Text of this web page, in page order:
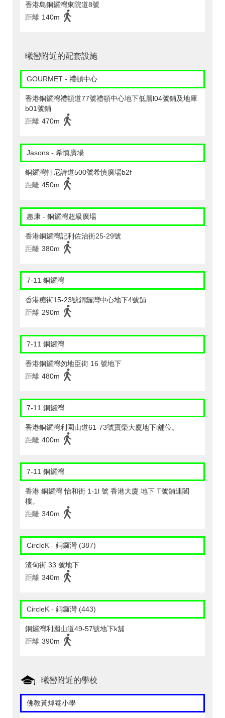
香港島銅鑼灣東院道8號
距離 140m
曦巒附近的配套設施
GOURMET - 禮頓中心
香港銅鑼灣禮頓道77號禮頓中心地下低層l04號鋪及地庫
b01號鋪
距離 470m
Jasons - 希慎廣場
銅鑼灣軒尼詩道500號希慎廣場b2f
距離 450m
惠康 - 銅鑼灣超級廣場
香港銅鑼灣記利佐治街25-29號
距離 380m
7-11 銅鑼灣
香港糖街15-23號銅鑼灣中心地下4號舖
距離 290m
7-11 銅鑼灣
香港銅鑼灣勿地臣街 16 號地下
距離 480m
7-11 銅鑼灣
香港銅鑼灣利園山道61-73號寶榮大廈地下i舖位。
距離 400m
7-11 銅鑼灣
香港 銅鑼灣 怡和街 1-1l 號 香港大廈 地下 T號舖連閣
樓。
距離 340m
CircleK - 銅鑼灣 (387)
渣甸街 33 號地下
距離 340m
CircleK - 銅鑼灣 (443)
銅鑼灣利園山道49-57號地下k舖
距離 390m
曦巒附近的學校
佛教黃焯菴小學